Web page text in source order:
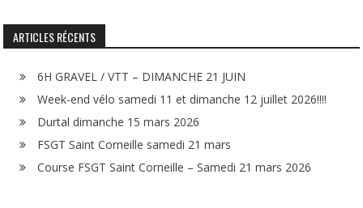
ARTICLES RÉCENTS
6H GRAVEL / VTT – DIMANCHE 21 JUIN
Week-end vélo samedi 11 et dimanche 12 juillet 2026!!!!
Durtal dimanche 15 mars 2026
FSGT Saint Corneille samedi 21 mars
Course FSGT Saint Corneille – Samedi 21 mars 2026